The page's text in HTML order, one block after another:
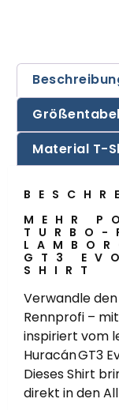
Material T-
MEHR
TURBO-
GT3
SHIRT
Verwandle
Rennprofi –
inspiriert vom
Huracán GT3
Dieses Shirt
direkt in den